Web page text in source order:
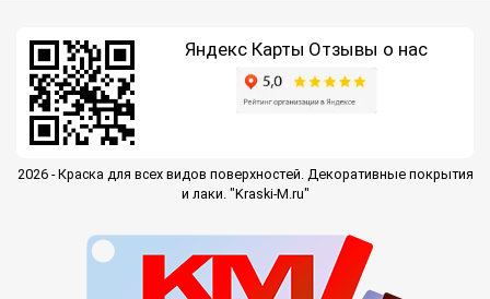
Яндекс Карты Отзывы о нас
2026 - Краска для всех видов поверхностей. Декоративные покрытия
и лаки. "Kraski-M.ru"